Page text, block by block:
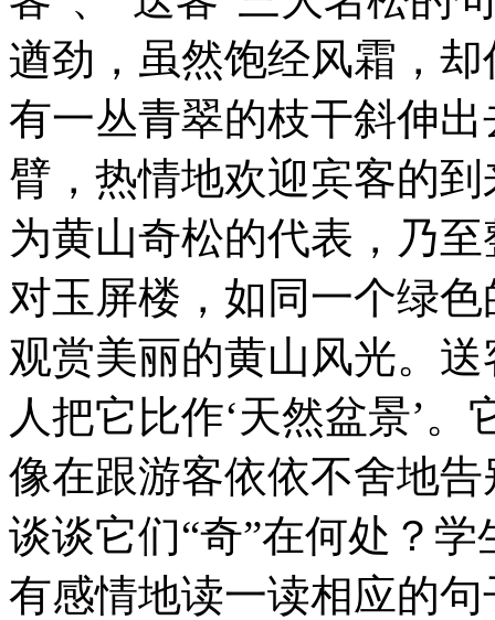
遒劲，虽然饱经风霜，
有一丛青翠的枝干斜伸
臂，热情地欢迎宾客的
为黄山奇松的代表，乃
对玉屏楼，如同一个绿
观赏美丽的黄山风光。
人把它比作‘天然盆景’
像在跟游客依依不舍地
谈谈它们“奇”在何处？
有感情地读一读相应的